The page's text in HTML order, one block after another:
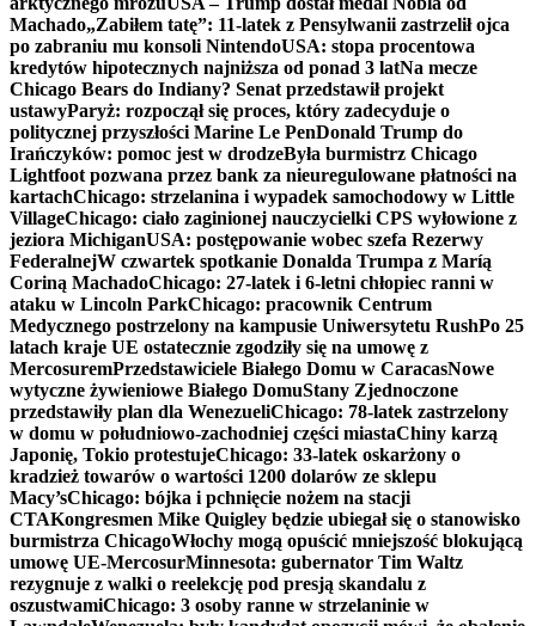
Machado„Zabiłem tatę”: 11-latek z Pensylwanii zastrzelił ojca
po zabraniu mu konsoli NintendoUSA: stopa procentowa
kredytów hipotecznych najniższa od ponad 3 latNa mecze
Chicago Bears do Indiany? Senat przedstawił projekt
ustawyParyż: rozpoczął się proces, który zadecyduje o
politycznej przyszłości Marine Le PenDonald Trump do
Irańczyków: pomoc jest w drodzeByła burmistrz Chicago
Lightfoot pozwana przez bank za nieuregulowane płatności na
kartachChicago: strzelanina i wypadek samochodowy w Little
VillageChicago: ciało zaginionej nauczycielki CPS wyłowione z
jeziora MichiganUSA: postępowanie wobec szefa Rezerwy
FederalnejW czwartek spotkanie Donalda Trumpa z Maríą
Coriną MachadoChicago: 27-latek i 6-letni chłopiec ranni w
ataku w Lincoln ParkChicago: pracownik Centrum
Medycznego postrzelony na kampusie Uniwersytetu RushPo 25
latach kraje UE ostatecznie zgodziły się na umowę z
MercosuremPrzedstawiciele Białego Domu w CaracasNowe
wytyczne żywieniowe Białego DomuStany Zjednoczone
przedstawiły plan dla WenezueliChicago: 78-latek zastrzelony
w domu w południowo-zachodniej części miastaChiny karzą
Japonię, Tokio protestujeChicago: 33-latek oskarżony o
kradzież towarów o wartości 1200 dolarów ze sklepu
Macy’sChicago: bójka i pchnięcie nożem na stacji
CTAKongresmen Mike Quigley będzie ubiegał się o stanowisko
burmistrza ChicagoWłochy mogą opuścić mniejszość blokującą
umowę UE-MercosurMinnesota: gubernator Tim Waltz
rezygnuje z walki o reelekcję pod presją skandalu z
oszustwamiChicago: 3 osoby ranne w strzelaninie w